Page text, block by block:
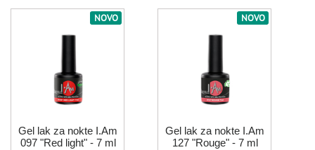
NOVO
Gel lak za nokte I.Am
097 "Red light" - 7 ml
NOVO
Gel lak za nokte I.Am
127 "Rouge" - 7 ml